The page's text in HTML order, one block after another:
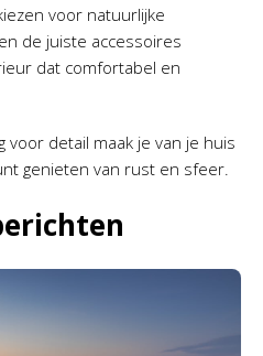
voor natuurlijke
de juiste accessoires
dat comfortabel en
detail maak je van je huis
genieten van rust en sfeer.